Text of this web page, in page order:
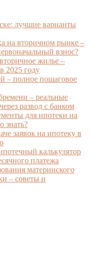
лучшие варианты
на вторичном рынке –
взнос?
жилье –
2025 году
– полное пошаговое
– реальные
развод с банком
для ипотеки на
знать?
заявок на ипотеку в
калькулятор
платежа
материнского
– советы и